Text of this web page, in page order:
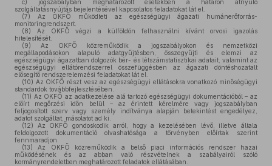
c) jogszabályban meghatározott esetekben a határon átnyúló
szolgáltatásnyújtás bejelentésével kapcsolatos feladatokat lát el.
(7) Az OKFŐ működteti az egészségügyi ágazati humánerőforrás-
monitoringrendszert.
(8) Az OKFŐ végzi a külföldön felhasználni kívánt orvosi igazolás
hitelesítését.
(9) Az OKFŐ közreműködik a jogszabályokon és nemzetközi
megállapodásokon alapuló adatgyűjtésben, összegyűjti és elemzi az
egészségügyi ágazatban dolgozók bér- és létszámstatisztikai adatait, valamint az
egészségügyi ellátórendszerrel összefüggésben az ágazati döntéshozatalt
elősegítő rendszerelemzési feladatokat lát el.
(10) Az OKFŐ részt vesz az egészségügyi ellátásokra vonatkozó minőségügyi
standardok továbbfejlesztésében.
(11) Az OKFŐ az adatkezelése alá tartozó egészségügyi dokumentációból – az
előírt megőrzési időn belül – az érintett kérelmére vagy jogszabályban
feljogosított szerv vagy személy indítványa alapján betekintést engedélyez,
adatot szolgáltat, másolatot ad ki.
(12) Az OKFŐ gondoskodik arról, hogy a kezelésében lévő, illetve általa
feldolgozott dokumentáció olvashatósága a törvényben előírtak szerint
fennmaradjon.
(13) Az OKFŐ közreműködik a belső piaci információs rendszer hazai
működésének és az abban való részvételnek a szabályairól szóló
kormányrendeletben meghatározott feladatok ellátásában.